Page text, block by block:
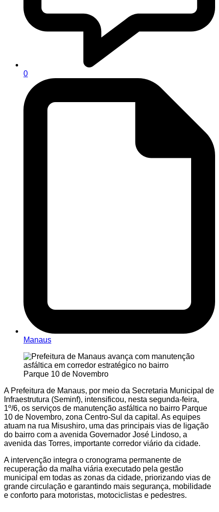
0
Manaus
A Prefeitura de Manaus, por meio da Secretaria Municipal de
Infraestrutura (Seminf), intensificou, nesta segunda-feira,
1º/6, os serviços de manutenção asfáltica no bairro Parque
10 de Novembro, zona Centro-Sul da capital. As equipes
atuam na rua Misushiro, uma das principais vias de ligação
do bairro com a avenida Governador José Lindoso, a
avenida das Torres, importante corredor viário da cidade.
A intervenção integra o cronograma permanente de
recuperação da malha viária executado pela gestão
municipal em todas as zonas da cidade, priorizando vias de
grande circulação e garantindo mais segurança, mobilidade
e conforto para motoristas, motociclistas e pedestres.